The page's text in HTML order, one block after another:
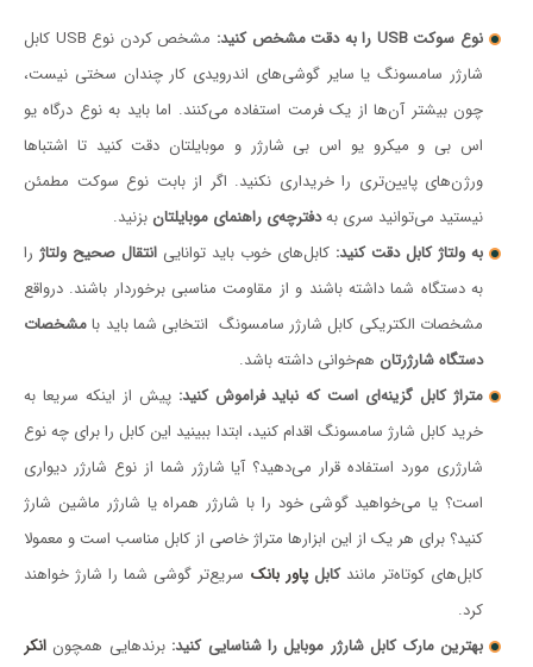
نوع سوکت USB را به دقت مشخص کنید:
مشخص کردن نوع USB کابل
شارژر سامسونگ یا سایر گوشی‌های اندرویدی کار چندان سختی نیست،
چون بیشتر آن‌ها از یک فرمت استفاده می‌کنند. اما باید به نوع درگاه یو
اس بی و میکرو یو اس بی شارژر و موبایلتان دقت کنید تا اشتباها
ورژن‌های پایین‌تری را خریداری نکنید. اگر از بابت نوع سوکت مطمئن
نیستید می‌توانید سری بهدفترچه‌ی راهنمای موبایلتان بزنید.
به ولتاژ کابل دقت کنید: کابل‌های خوب باید توانایی انتقال صحیح ولتاژ را
به دستگاه شما داشته باشند و از مقاومت مناسبی برخوردار باشند. درواقع
مشخصات الکتریکی کابل شارژر سامسونگ انتخابی شما باید بامشخصات
دستگاه شارژرتان هم‌خوانی داشته باشد.
متراژ کابل گزینه‌ای است که نباید فراموش کنید: پیش از اینکه سریعا به
خرید کابل شارژ سامسونگ اقدام کنید، ابتدا ببینید این کابل را برای چه نوع
شارژری مورد استفاده قرار می‌دهید؟ آیا شارژر شما از نوع شارژر دیواری
است؟ یا می‌خواهید گوشی خود را با شارژر همراه یا شارژر ماشین شارژ
کنید؟ برای هر یک از این ابزارها متراژ خاصی از کابل مناسب است و معمولا
کابل‌های کوتاه‌تر مانندکابلپاور بانک سریع‌تر گوشی شما را شارژ خواهند
کرد.
بهترین مارک کابل شارژر موبایل را شناسایی کنید: برندهایی همچون انکر